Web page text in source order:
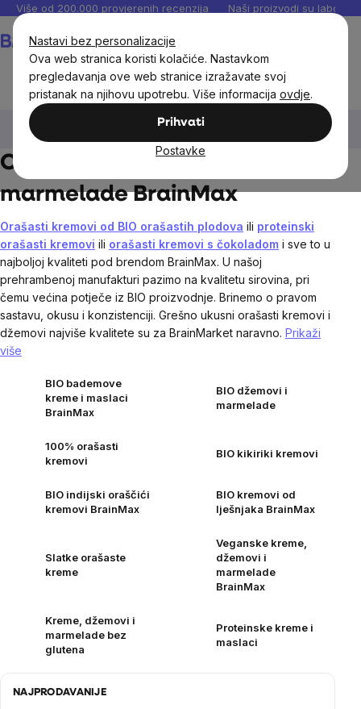
Nastavi bez personalizacije
Ova web stranica koristi kolačiće. Nastavkom
pregledavanja ove web stranice izražavate svoj
pristanak na njihovu upotrebu. Više informacija ovdje.
Prihvati
Postavke
Preskoči
sadržaj
Više od 200.000 provjerenih recenzija Naši proizvodi su
Prehrambene namirnice
Orašasti namazi, džemovi i
marmelade
Orašasti namazi, džemovi i
marmelade BrainMax
Orašasti kremovi od BIO orašastih plodova ili proteinski
orašasti kremovi ili orašasti kremovi s čokoladom i sve to u
najboljoj kvaliteti pod brendom BrainMax. U našoj
prehrambenoj manufakturi pazimo na kvalitetu sirovina, pri
čemu većina potječe iz BIO proizvodnje. Brinemo o pravom
sastavu, okusu i konzistenciji. Grešno ukusni orašasti kremovi i
džemovi najviše kvalitete su za BrainMarket naravno. Prikaži
više
BIO bademove
kreme i maslaci
BrainMax
BIO džemovi i
marmelade
100% orašasti
kremovi
BIO kikiriki kremovi
BIO indijski oraščići
kremovi BrainMax
BIO kremovi od
lješnjaka BrainMax
Slatke orašaste
kreme
Veganske kreme,
džemovi i
marmelade
BrainMax
Kreme, džemovi i
marmelade bez
glutena
Proteinske kreme i
maslaci
NAJPRODAVANIJE